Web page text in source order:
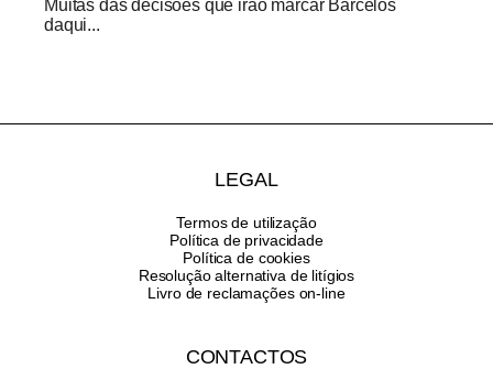
Muitas das decisões que irão marcar Barcelos
daqui...
LEGAL
Termos de utilização
Política de privacidade
Política de cookies
Resolução alternativa de litígios
Livro de reclamações on-line
CONTACTOS